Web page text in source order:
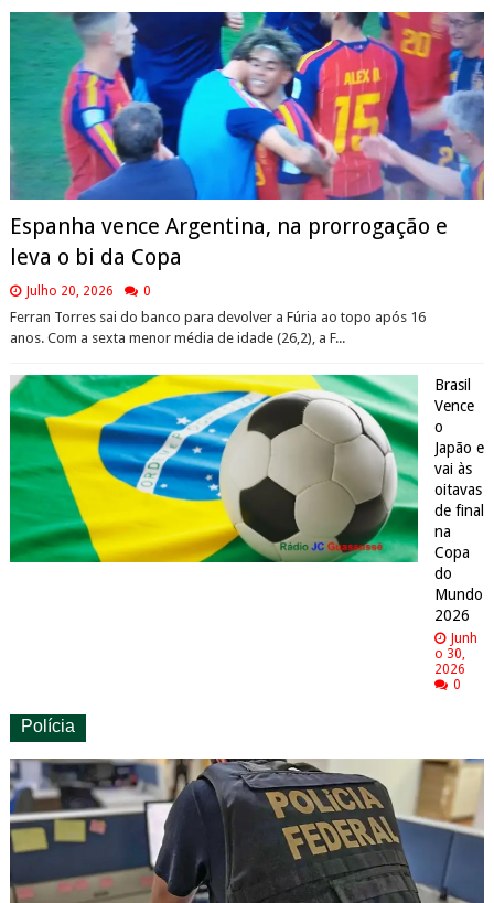
Espanha vence Argentina, na prorrogação e
leva o bi da Copa
Julho 20, 2026 0
Ferran Torres sai do banco para devolver a Fúria ao topo após 16
anos. Com a sexta menor média de idade (26,2), a F...
Brasil
Vence
o
Japão e
vai às
oitavas
de final
na
Copa
do
Mundo
2026
Junh
o 30,
2026
0
Polícia